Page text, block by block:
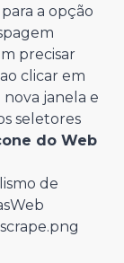
a opção
precisar
clicar em
nova janela e
seletores
do Web